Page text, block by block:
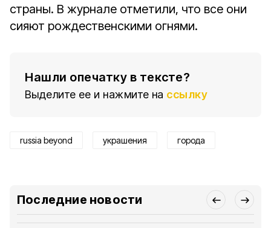
страны. В журнале отметили, что все они
сияют рождественскими огнями.
Нашли опечатку в тексте?
Выделите ее и нажмите на ссылку
russia beyond украшения города
Последние новости